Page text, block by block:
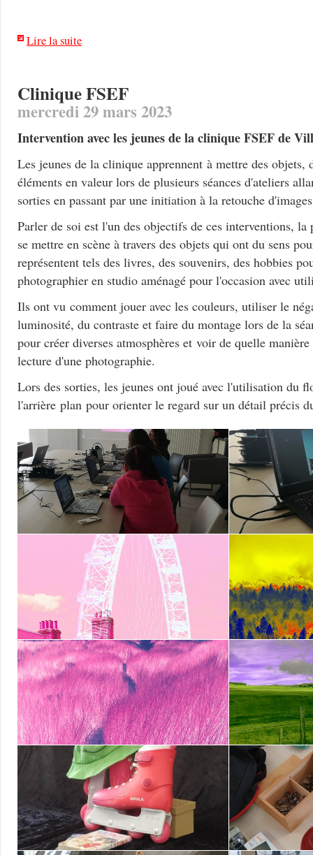
Lire la suite
Clinique FSEF
mercredi 29 mars 2023
Intervention avec les jeunes de la clinique FSEF de
Les jeunes de la clinique apprennent à mettre des objets,
éléments en valeur lors de plusieurs séances d'ateliers
sorties en passant par une initiation à la retouche
Parler de soi est l'un des objectifs de ces interventions, la
se mettre en scène à travers des objets qui ont du sens
représentent tels des livres, des souvenirs, des hobbies
photographier en studio aménagé pour l'occasion avec
Ils ont vu comment jouer avec les couleurs, utiliser le
luminosité, du contraste et faire du montage lors de la
pour créer diverses atmosphères et voir de quelle
lecture d'une photographie.
Lors des sorties, les jeunes ont joué avec l'utilisation du
l'arrière plan pour orienter le regard sur un détail précis